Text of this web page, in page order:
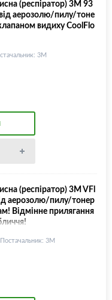
(респіратор) 3M 93
аерозолю/пилу/тоне
видиху CoolFlo
3M
(респіратор) 3M VFl
аерозолю/пилу/тонер
Відмінне прилягання
Постачальник: 3M